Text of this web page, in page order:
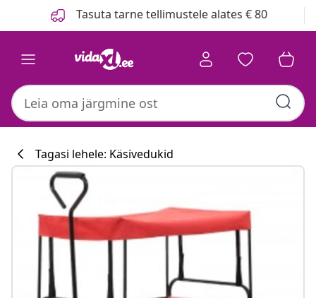
Tasuta tarne tellimustele alates € 80
#sharemevidaxl
Tagasi lehele: Käsivedukid